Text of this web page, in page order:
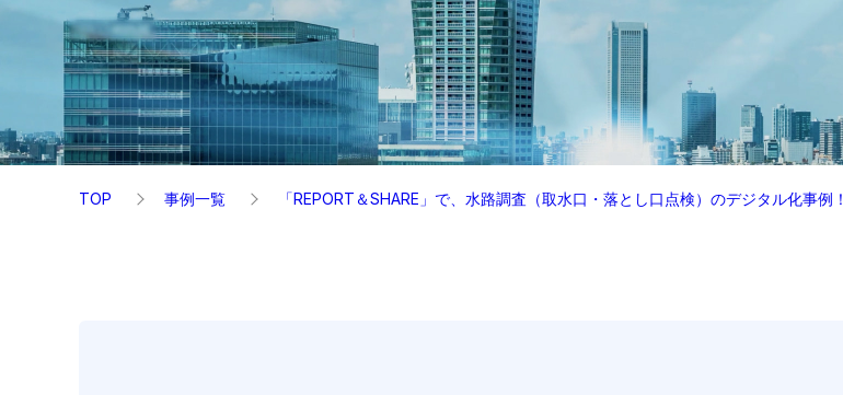
TOP 事例一覧 「REPORT＆SHARE」で、水路調査（取水口・落とし口点検）のデジタル化事例！